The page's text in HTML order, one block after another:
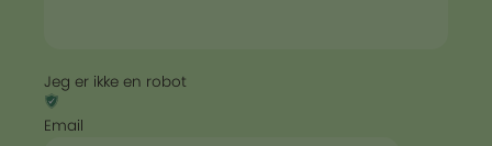
Jeg er ikke en robot
Email